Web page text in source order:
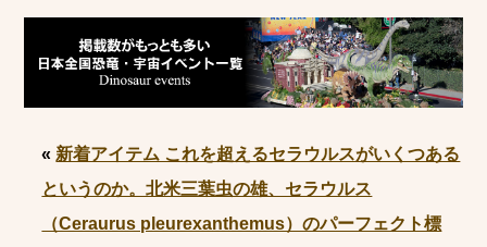
« 新着アイテム これを超えるセラウルスがいくつある
というのか。北米三葉虫の雄、セラウルス
（Ceraurus pleurexanthemus）のパーフェクト標